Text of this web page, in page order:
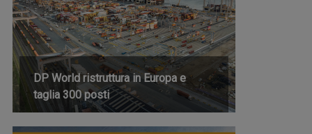
DP World ristruttura in Europa e
taglia 300 posti